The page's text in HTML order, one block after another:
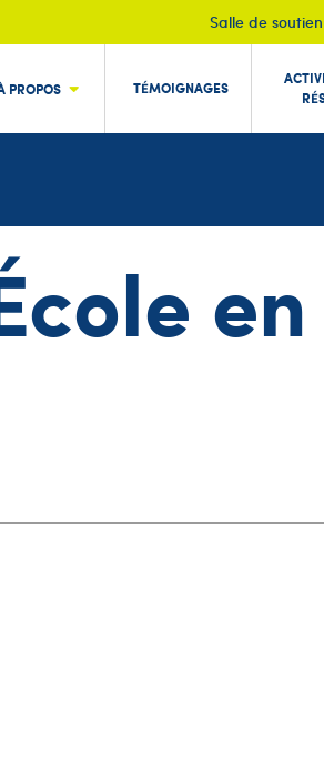
Salle de soutien
PROPOS TÉMOIGNAGES